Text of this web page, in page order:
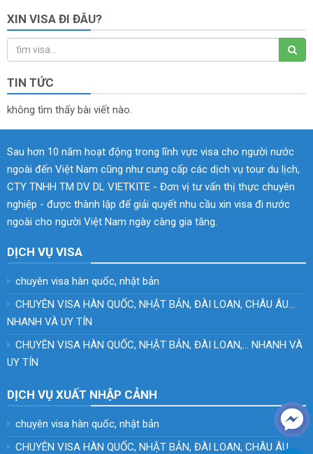
XIN VISA ĐI ĐÂU?
TIN TỨC
không tìm thấy bài viết nào.
Sau hơn 10 năm hoạt động trong lĩnh vực visa cho người nước
ngoài đến Việt Nam cũng như cung cấp các dịch vụ tour du lịch,
CTY TNHH TM DV DL VIETKITE - Đơn vị tư vấn thị thực chuyên
nghiệp - được thành lập để giải quyết nhu cầu xin visa đi nước
ngoài cho người Việt Nam ngày càng gia tăng.
DỊCH VỤ VISA
chuyên visa hàn quốc, nhật bản
CHUYÊN VISA HÀN QUỐC, NHẬT BẢN, ĐÀI LOAN, CHÂU ÂU…
NHANH VÀ UY TÍN
CHUYÊN VISA HÀN QUỐC, NHẬT BẢN, ĐÀI LOAN,… NHANH VÀ
UY TÍN
DỊCH VỤ XUẤT NHẬP CẢNH
chuyên visa hàn quốc, nhật bản
CHUYÊN VISA HÀN QUỐC, NHẬT BẢN, ĐÀI LOAN, CHÂU ÂU…